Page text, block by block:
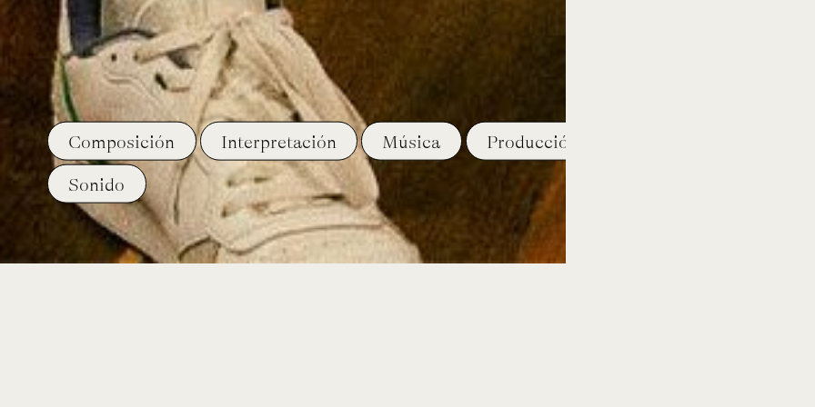
Composición Interpretación Música
Producción
Sonido